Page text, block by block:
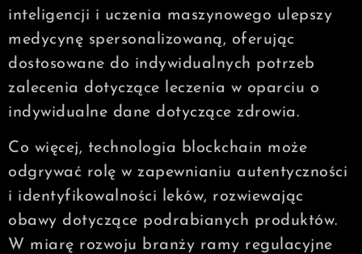
inteligencji i uczenia maszynowego ulepszy
medycynę spersonalizowaną, oferując
dostosowane do indywidualnych potrzeb
zalecenia dotyczące leczenia w oparciu o
indywidualne dane dotyczące zdrowia.
Co więcej, technologia blockchain może
odgrywać rolę w zapewnianiu autentyczności
i identyfikowalności leków, rozwiewając
obawy dotyczące podrabianych produktów.
W miarę rozwoju branży ramy regulacyjne